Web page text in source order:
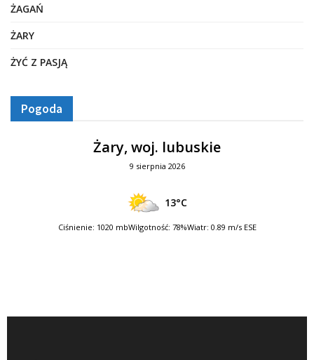
ŻAGAŃ
ŻARY
ŻYĆ Z PASJĄ
Pogoda
Żary, woj. lubuskie
9 sierpnia 2026
13°C
Ciśnienie: 1020 mbWilgotność: 78%Wiatr: 0.89 m/s ESE